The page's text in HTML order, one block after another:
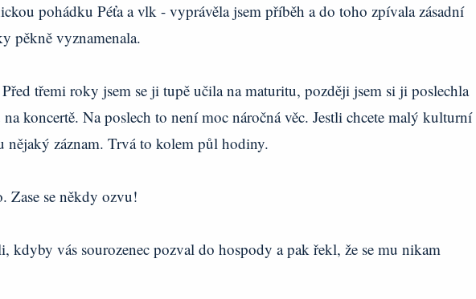
pohádku Péťa a vlk - vyprávěla jsem příběh a do toho zpívala zásadní
pěkně vyznamenala.
třemi roky jsem se ji tupě učila na maturitu, později jsem si ji poslechla
koncertě. Na poslech to není moc náročná věc. Jestli chcete malý kulturní
nějaký záznam. Trvá to kolem půl hodiny.
Zase se někdy ozvu!
kdyby vás sourozenec pozval do hospody a pak řekl, že se mu nikam